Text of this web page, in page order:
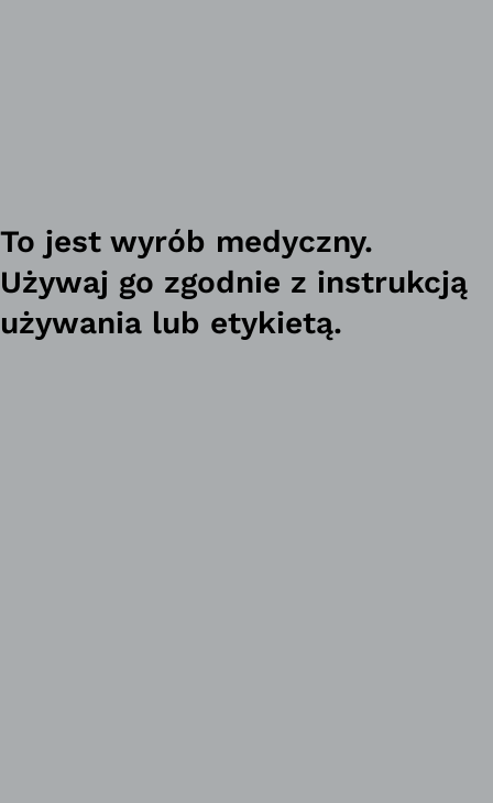
To jest wyrób medyczny.
Używaj go zgodnie z instrukcją
używania lub etykietą.